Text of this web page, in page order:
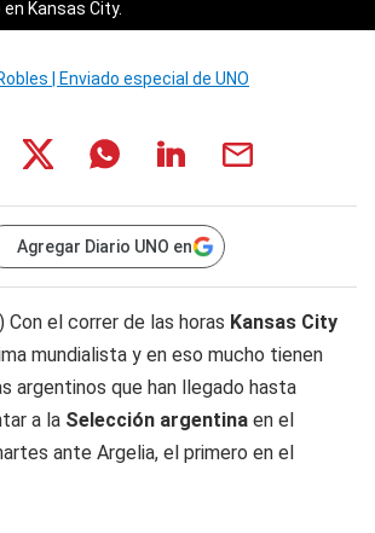
Kansas City.
| Enviado especial de UNO
Agregar Diario UNO en
Con el correr de las horas Kansas City
mundialista y en eso mucho tienen
argentinos que han llegado hasta
a la Selección argentina en el
ante Argelia, el primero en el